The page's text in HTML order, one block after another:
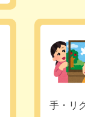
手・リ